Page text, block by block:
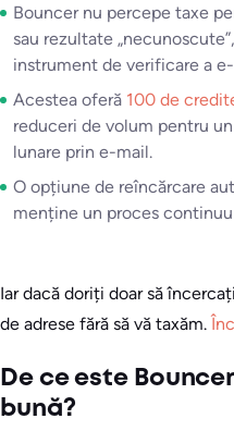
Bouncer nu percepe taxe
sau rezultate
instrument de verificare a
Acestea oferă 100 de
reduceri de volum pentru
lunare prin e-mail.
O opțiune de reîncărcare
menține un proces
Iar dacă doriți doar să
de adrese fără să vă taxăm.
De ce este
bună?